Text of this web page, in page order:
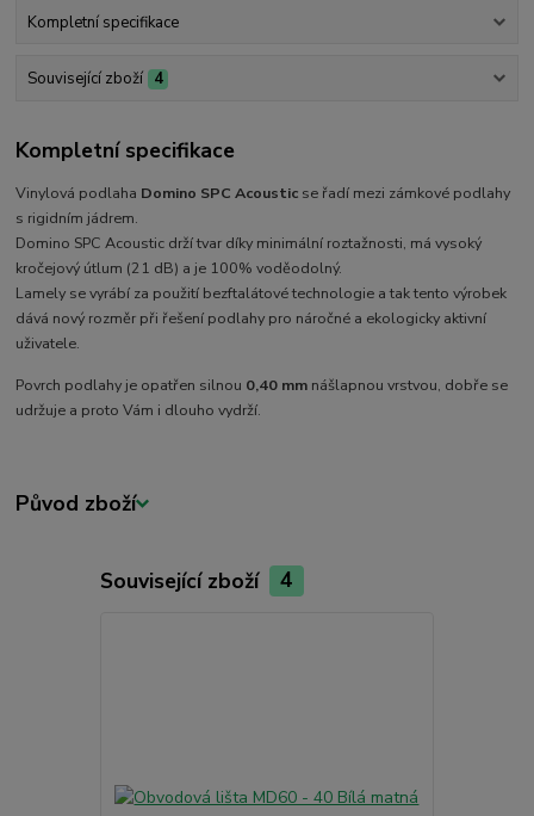
Kompletní specifikace
Související zboží 4
Kompletní specifikace
Vinylová podlaha Domino SPC Acoustic se řadí mezi zámkové podlahy
s rigidním jádrem.
Domino SPC Acoustic drží tvar díky minimální roztažnosti, má vysoký
kročejový útlum (21 dB) a je 100% voděodolný.
Lamely se vyrábí za použití bezftalátové technologie a tak tento výrobek
dává nový rozměr při řešení podlahy pro náročné a ekologicky aktivní
uživatele.
Povrch podlahy je opatřen silnou 0,40 mm nášlapnou vrstvou, dobře se
udržuje a proto Vám i dlouho vydrží.
Původ zboží
Související zboží 4